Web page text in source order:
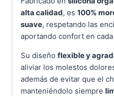
alta calidad, es 100%
suave, respetando las
aportando confort en
Su diseño flexible y
aliviar los molestos
además de evitar que el
manteniéndolo siempre